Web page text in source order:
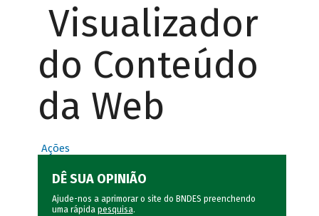
Visualizador
do Conteúdo
da Web
Ações
DÊ SUA OPINIÃO
Ajude-nos a aprimorar o site do BNDES preenchendo
uma rápida pesquisa.